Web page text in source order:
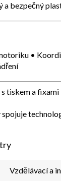
a bezpečný
•
tiskem a
Vzdělávací a